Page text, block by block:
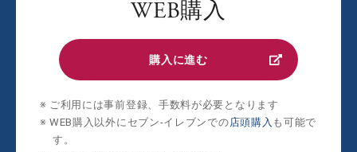
WEB購入
購入に進む
ご利用には事前登録、手数料が必要となります
WEB購入以外にセブン‐イレブンでの店頭購入 も可能で
す。